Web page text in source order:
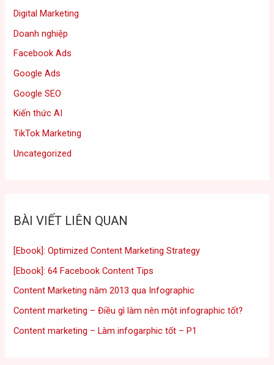
Digital Marketing
Doanh nghiệp
Facebook Ads
Google Ads
Google SEO
Kiến thức AI
TikTok Marketing
Uncategorized
BÀI VIẾT LIÊN QUAN
[Ebook]: Optimized Content Marketing Strategy
[Ebook]: 64 Facebook Content Tips
Content Marketing năm 2013 qua Infographic
Content marketing – Điều gì làm nên một infographic tốt?
Content marketing – Làm infogarphic tốt – P1